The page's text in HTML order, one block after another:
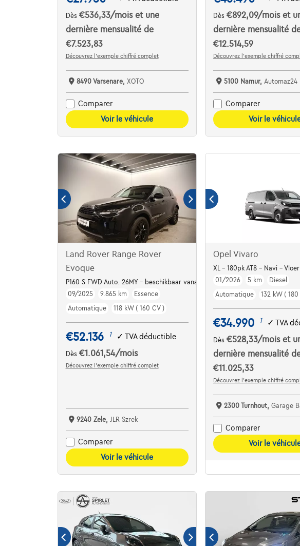
Dès €536,33/mois et une
dernière mensualité de
€7.523,83
Découvrez l’exemple chiffré complet
8490 Varsenare, XOTO
Comparer
Voir le véhicule
Dès€892,09/moiset
dernière mensualité
€12.514,59
Découvrez l’exemple chiffré
5100 Namur, Automaz24
Comparer
Voir le
Land Rover Range Rover
Evoque
P160 S FWD Auto. 26MY - beschikbaar vanaf maart
09/2025
9.865 km
Essence
Automatique
118 kW ( 160 CV )
€52.136 1 ✓ TVA déductible
Dès €1.061,54/mois
Découvrez l’exemple chiffré complet
9240 Zele, JLR Szrek
Comparer
Voir le véhicule
Opel Vivaro
XL - 180pk AT8 - Navi -
01/2026
5 km
Diesel
Automatique
132 kW ( 180
€34.990 1 ✓TVA
Dès€528,33/moiset
dernière mensualité
€11.025,33
Découvrez l’exemple chiffré
2300 Turnhout,Garage
Comparer
Voir le